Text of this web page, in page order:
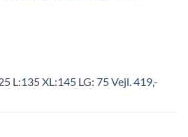
L:135 XL:145 LG: 75 Vejl. 419,-